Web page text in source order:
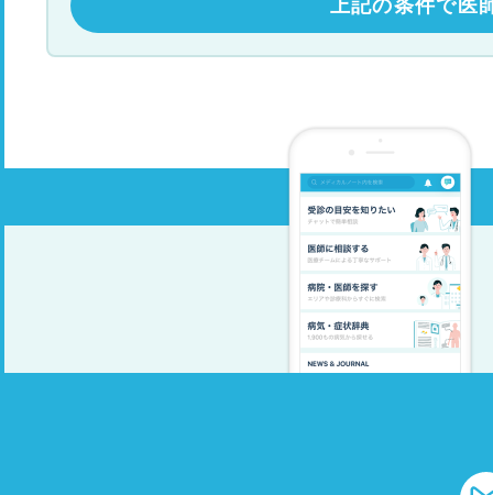
上記の条件で医